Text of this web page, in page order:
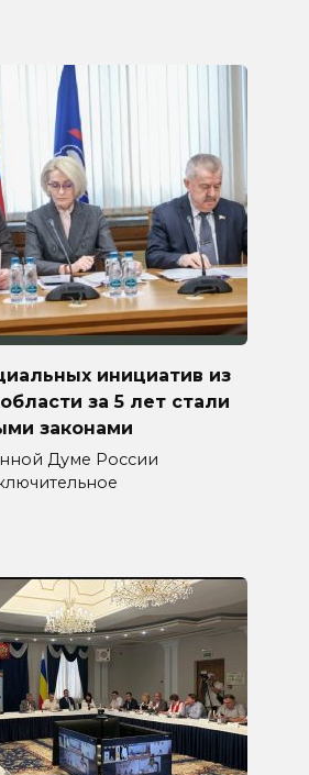
инициатив из
за 5 лет стали
законами
Думе России